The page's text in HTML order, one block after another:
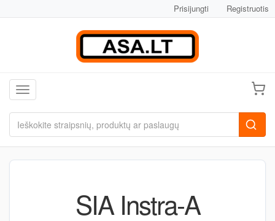
Prisijungti Registruotis
Toggle navigation
SIA Instra-A